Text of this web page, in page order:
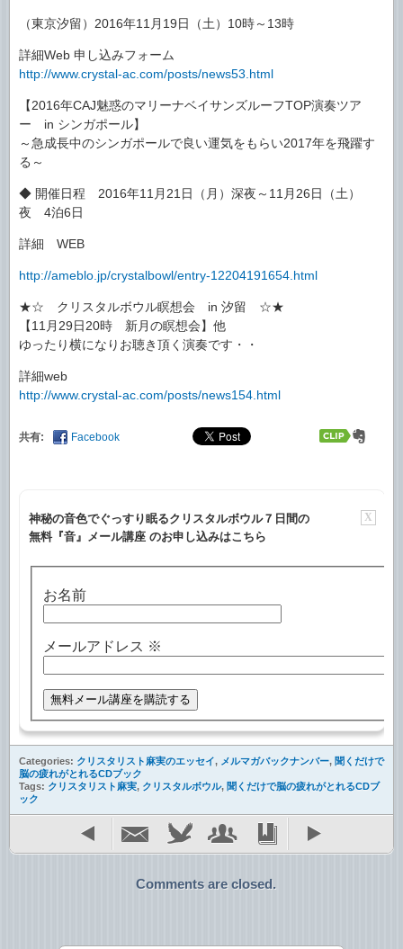
（東京汐留）2016年11月19日（土）10時～13時
詳細Web 申し込みフォーム
http://www.crystal-ac.com/posts/news53.html
【2016年CAJ魅惑のマリーナベイサンズルーフTOP演奏ツア
ー in シンガポール】
～急成長中のシンガポールで良い運気をもらい2017年を飛躍す
る～
◆ 開催日程 2016年11月21日（月）深夜～11月26日（土）
夜 4泊6日
詳細 WEB
http://ameblo.jp/crystalbowl/entry-12204191654.html
★☆ クリスタルボウル瞑想会 in 汐留 ☆★
【11月29日20時 新月の瞑想会】他
ゆったり横になりお聴き頂く演奏です・・
詳細web
http://www.crystal-ac.com/posts/news154.html
共有: Facebook
X
神秘の音色でぐっすり眠るクリスタルボウル７日間の
無料『音』メール講座 のお申し込みはこちら
お名前
メールアドレス ※
Categories: クリスタリスト麻実のエッセイ, メルマガバックナンバー, 聞くだけで
脳の疲れがとれるCDブック
Tags: クリスタリスト麻実, クリスタルボウル, 聞くだけで脳の疲れがとれるCDブ
ック
Comments are closed.